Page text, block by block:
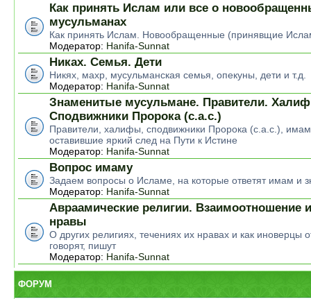
Как принять Ислам или все о
мусульманах
Как принять Ислам. Новообращенные (принявщие
Модератор: Hanifa-Sunnat
Никах. Семья. Дети
Никях, махр, мусульманская семья, опекуны, дети и т.д.
Модератор: Hanifa-Sunnat
Знаменитые мусульмане. Правители.
Сподвижники Пророка (с.а.с.)
Правители, халифы, сподвижники Пророка (с.а.с.),
оставившие яркий след на Пути к Истине
Модератор: Hanifa-Sunnat
Вопрос имаму
Задаем вопросы о Исламе, на которые ответят имам и
Модератор: Hanifa-Sunnat
Авраамические религии. Взаимоотношение
нравы
О других религиях, течениях их нравах и как иноверцы
говорят, пишут
Модератор: Hanifa-Sunnat
ФОРУМ